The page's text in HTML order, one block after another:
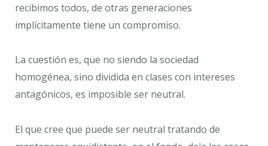
recibimos todos, de otras generaciones
implícitamente tiene un compromiso.
La cuestión es, que no siendo la sociedad
homogénea, sino dividida en clases con intereses
antagónicos, es imposible ser neutral.
El que cree que puede ser neutral tratando de